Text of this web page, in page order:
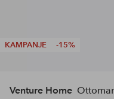
KAMPANJE -15%
Venture Home